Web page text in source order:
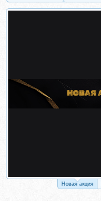
Новая акция